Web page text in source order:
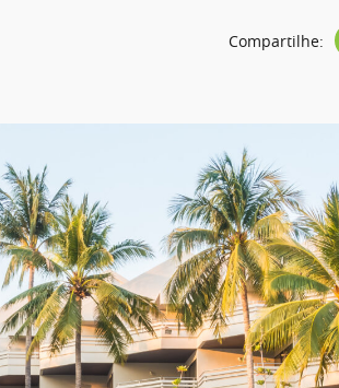
Compartilhe: